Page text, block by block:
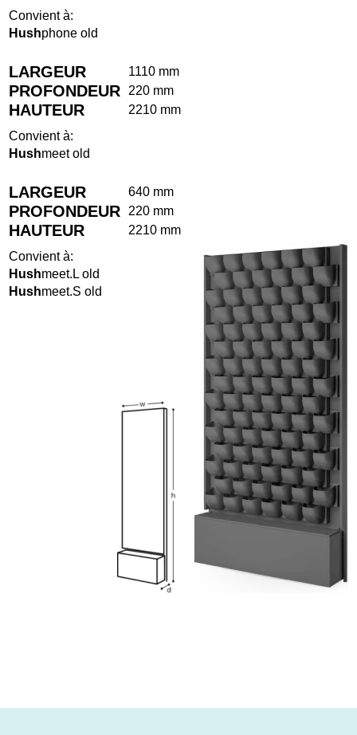
Convient à:
Hushphone old
LARGEUR
PROFONDEUR
HAUTEUR
1110 mm
220 mm
2210 mm
Convient à:
Hushmeet old
LARGEUR
PROFONDEUR
HAUTEUR
640 mm
220 mm
2210 mm
Convient à:
Hushmeet.L old
Hushmeet.S old